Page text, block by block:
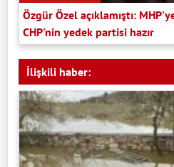
Özgür Özel açıklamıştı:
CHP'nin yedek partisi hazır
İlişkili haber: